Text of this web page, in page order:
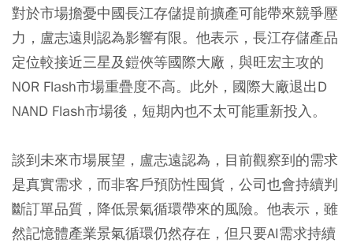
對於市場擔憂中國長江存儲提前擴產可能帶來競爭壓
力，盧志遠則認為影響有限。他表示，長江存儲產品
定位較接近三星及鎧俠等國際大廠，與旺宏主攻的
NOR Flash市場重疊度不高。此外，國際大廠退出D
NAND Flash市場後，短期內也不太可能重新投入。
談到未來市場展望，盧志遠認為，目前觀察到的需求
是真實需求，而非客戶預防性囤貨，公司也會持續判
斷訂單品質，降低景氣循環帶來的風險。他表示，雖
然記憶體產業景氣循環仍然存在，但只要AI需求持續